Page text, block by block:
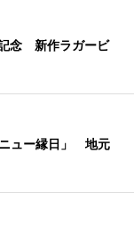
念 新作ラガービ
ュー縁日」 地元